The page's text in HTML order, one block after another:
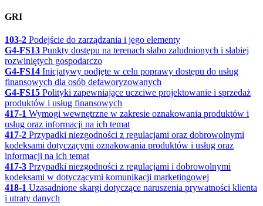
GRI
103-2 Podejście do zarządzania i jego elementy
G4-FS13 Punkty dostępu na terenach słabo zaludnionych i słabiej
rozwiniętych gospodarczo
G4-FS14 Inicjatywy podjęte w celu poprawy dostępu do usług
finansowych dla osób defaworyzowanych
G4-FS15 Polityki zapewniające uczciwe projektowanie i sprzedaż
produktów i usług finansowych
417-1 Wymogi wewnętrzne w zakresie oznakowania produktów i
usług oraz informacji na ich temat
417-2 Przypadki niezgodności z regulacjami oraz dobrowolnymi
kodeksami dotyczącymi oznakowania produktów i usług oraz
informacji na ich temat
417-3 Przypadki niezgodności z regulacjami i dobrowolnymi
kodeksami w dotyczącymi komunikacji marketingowej
418-1 Uzasadnione skargi dotyczące naruszenia prywatności klienta
i utraty danych